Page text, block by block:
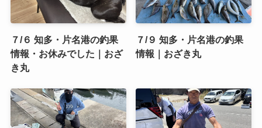
７/６ 知多・片名港の釣果
情報・お休みでした｜おざ
き丸
７/９ 知多・片名港の釣果
情報｜おざき丸